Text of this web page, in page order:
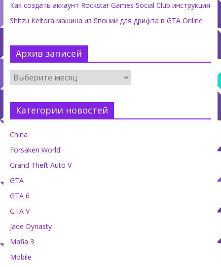
Как создать аккаунт Rockstar Games Social Club инструкция
Shitzu Keitora машина из Японии для дрифта в GTA Online
Архив записей
Категории новостей
China
Forsaken World
Grand Theft Auto V
GTA
GTA 6
GTA V
Jade Dynasty
Mafia 3
Mobile